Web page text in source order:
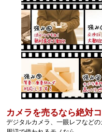
カメラを売るなら絶対コ
デジタルカメラ、一眼レフなど